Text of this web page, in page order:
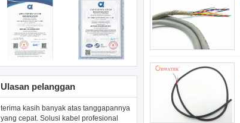
Ulasan pelanggan
terima kasih banyak atas tanggapannya
yang cepat. Solusi kabel profesional